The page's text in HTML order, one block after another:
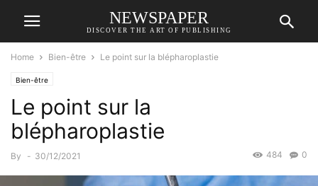
NEWSPAPER
DISCOVER THE ART OF PUBLISHING
Home Bien-être Le point sur la blépharoplastie
Bien-être
Le point sur la
blépharoplastie
By - 30/12/2021 0
484